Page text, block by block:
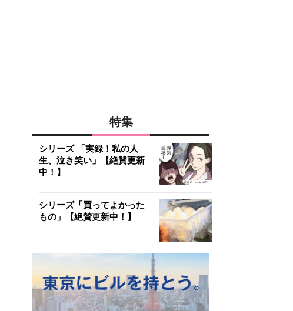
特集
シリーズ 「実録！私の人
生、泣き笑い」【絶賛更新
中！】
シリーズ「買ってよかった
もの」【絶賛更新中！】